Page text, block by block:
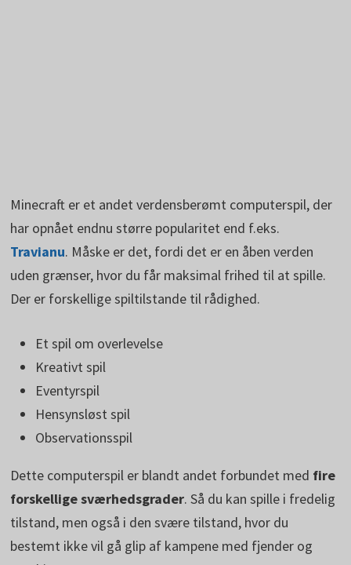
Minecraft er et andet verdensberømt computerspil, der
har opnået endnu større popularitet end f.eks.
Travianu. Måske er det, fordi det er en åben verden
uden grænser, hvor du får maksimal frihed til at spille.
Der er forskellige spiltilstande til rådighed.
Et spil om overlevelse
Kreativt spil
Eventyrspil
Hensynsløst spil
Observationsspil
Dette computerspil er blandt andet forbundet med fire
forskellige sværhedsgrader. Så du kan spille i fredelig
tilstand, men også i den svære tilstand, hvor du
bestemt ikke vil gå glip af kampene med fjender og